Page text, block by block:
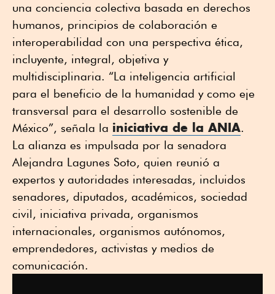
una conciencia colectiva basada en derechos
humanos, principios de colaboración e
interoperabilidad con una perspectiva ética,
incluyente, integral, objetiva y
multidisciplinaria. “La inteligencia artificial
para el beneficio de la humanidad y como eje
transversal para el desarrollo sostenible de
México”, señala la iniciativa de la ANIA.
La alianza es impulsada por la senadora
Alejandra Lagunes Soto, quien reunió a
expertos y autoridades interesadas, incluidos
senadores, diputados, académicos, sociedad
civil, iniciativa privada, organismos
internacionales, organismos autónomos,
emprendedores, activistas y medios de
comunicación.